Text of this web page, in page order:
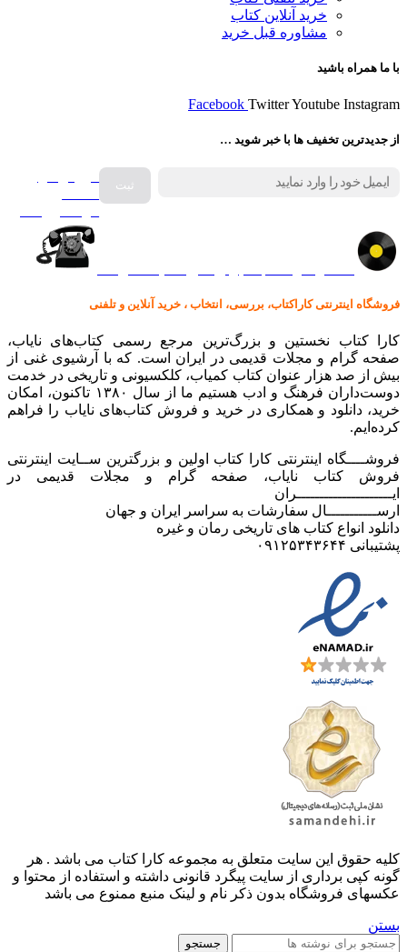
خرید آنلاین کتاب
مشاوره قبل خرید
با ما همراه باشید
Facebook TwitterYoutube Instagram
از جدیدترین تخفیف ها با خبر شوید …
فروش انواع
فروشگاه اینترنتی کاراکتاب، بررسی، انتخاب ، خرید آنلاین و تلفنی
کارا کتاب نخستین و بزرگ‌ترین مرجع رسمی کتاب‌های نایاب،
صفحه گرام و مجلات قدیمی در ایران است. که با آرشیوی غنی از
بیش از صد هزار عنوان کتاب کمیاب، کلکسیونی و تاریخی در خدمت
دوست‌داران فرهنگ و ادب هستیم ما از سال ۱۳۸۰ تاکنون، امکان
خرید، دانلود و همکاری در خرید و فروش کتاب‌های نایاب را فراهم
کرده‌ایم.
فروشــــگاه اینترنتی کارا کتاب اولین و بزرگترین ســایت اینترنتی
فروش کتاب نایاب، صفحه گرام و مجلات قدیمی در
ایـــــــــــــــــــــران
ارســـــــــــال سفارشات به سراسر ایران و جهان
دانلود انواع کتاب های تاریخی رمان و غیره
پشتیبانی ۰۹۱۲۵۳۴۳۶۴۴
کليه حقوق اين سايت متعلق به مجموعه کارا کتاب می باشد . هر
گونه کپی برداری از سایت پیگرد قانونی داشته و استفاده از محتوا و
عکسهای فروشگاه بدون ذکر نام و لینک منبع ممنوع می باشد
بستن
جستجو